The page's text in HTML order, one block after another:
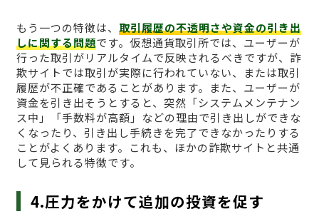
もう一つの特徴は、 取引履歴の不透明さや資金の引き出
しに関する問題です。仮想通貨取引所では、ユーザーが
行った取引がリアルタイムで反映されるべきですが、詐
欺サイトでは取引が実際に行われていない、または取引
履歴が不正確であることがあります。また、ユーザーが
資金を引き出そうとすると、突然「システムメンテナン
ス中」「手数料が高額」などの理由で引き出しができな
くなったり、引き出し手続きを完了できなかったりする
ことがよくあります。これも、ほかの詐欺サイトと共通
して見られる特徴です。
4.圧力をかけて追加の投資を促す